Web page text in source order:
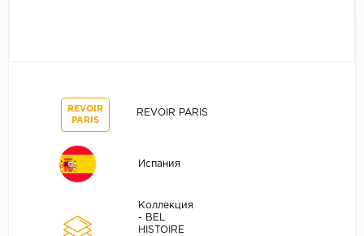
REVOIR
PARIS
REVOIR PARIS
Испания
Коллекция
- BEL
HISTOIRE